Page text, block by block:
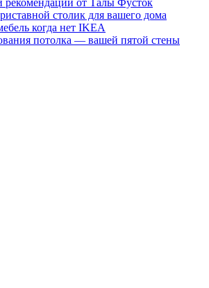
столик для вашего дома
когда нет IKEA
потолка — вашей пятой стены